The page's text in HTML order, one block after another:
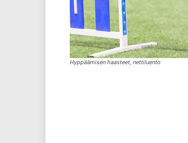
Hyppäämisen haasteet, nettiluento